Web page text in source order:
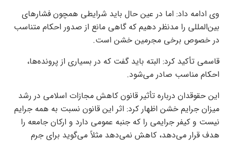
وی ادامه داد: اما در عین حال باید شرایطی همچون فشارهای
بین‌المللی را مدنظر دهیم که گاهی مانع از صدور احکام متناسب
در خصوص برخی مجرمین خشن است.
قاسمی تأکید کرد: البته باید گفت که در بسیاری از پرونده‌ها،
احکام مناسب صادر می‌شود.
این حقوقدان درباره تأثیر قانون کاهش مجازات اسلامی در رشد
میزان جرایم خشن اظهار کرد: اثر این قانون نسبت به همه جرایم
نیست و کیفر جرایمی را که جنبه عمومی دارد و ارکان جامعه را
هدف قرار می‌دهد، کاهش نمی‌دهد مثلاً می‌گوید برای جرم